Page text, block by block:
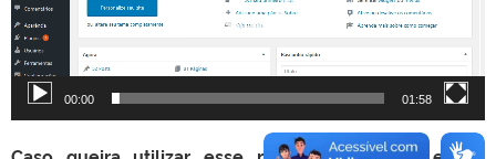
r
d
e
v
00:00 01:58